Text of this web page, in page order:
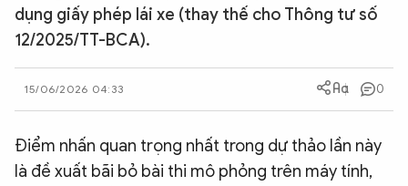
PHÁP LUẬT
CÔNG NGHỆ
dụng giấy phép lái xe (thay thế cho Thông tư số
12/2025/TT-BCA).
15/06/2026 04:33 0
Điểm nhấn quan trọng nhất trong dự thảo lần này
là đề xuất bãi bỏ bài thi mô phỏng trên máy tính,